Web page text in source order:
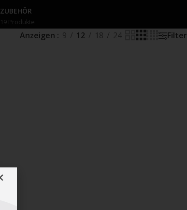
ZUBEHÖR
19 Produkte
Anzeigen 9 12 18 24 Filter